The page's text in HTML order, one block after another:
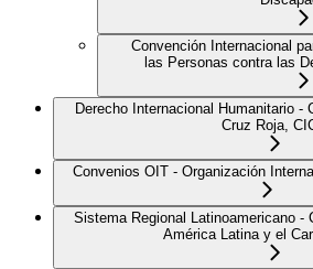
Convención Internacional
las Personas contra las
Derecho Internacional Humanitario -
Cruz Roja,
Convenios OIT - Organización
Sistema Regional Latinoamericano -
América Latina y el